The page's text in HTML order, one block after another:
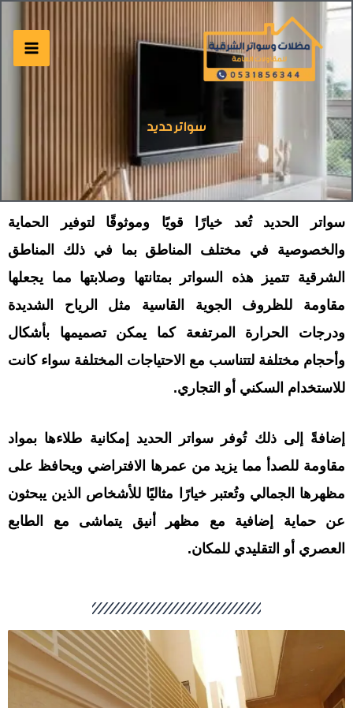
تخطي
المحتوى
سواتر حديد
سواتر الحديد تُعد خيارًا قويًا وموثوقًا لتوفير الحماية
والخصوصية في مختلف المناطق بما في ذلك المناطق
الشرقية تتميز هذه السواتر بمتانتها وصلابتها مما يجعلها
مقاومة للظروف الجوية القاسية مثل الرياح الشديدة
ودرجات الحرارة المرتفعة كما يمكن تصميمها بأشكال
وأحجام مختلفة لتتناسب مع الاحتياجات المختلفة سواء كانت
للاستخدام السكني أو التجاري.
إضافةً إلى ذلك تُوفر سواتر الحديد إمكانية طلاءها بمواد
مقاومة للصدأ مما يزيد من عمرها الافتراضي ويحافظ على
مظهرها الجمالي وتُعتبر خيارًا مثاليًا للأشخاص الذين يبحثون
عن حماية إضافية مع مظهر أنيق يتماشى مع الطابع
العصري أو التقليدي للمكان.